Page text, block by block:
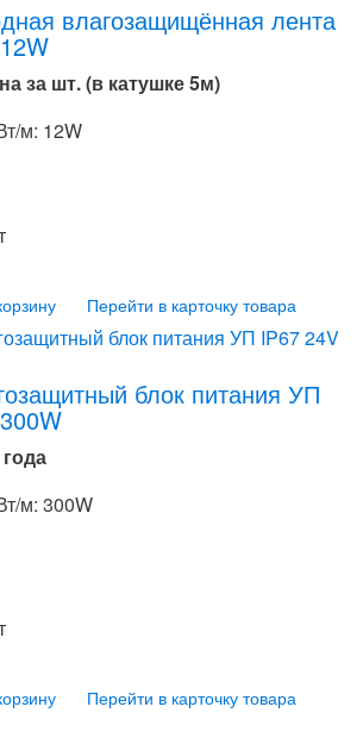
влагозащищённая лента
за шт. (в катушке 5м)
м: 12W
Перейти в карточку товара
блок питания УП
м: 300W
Перейти в карточку товара